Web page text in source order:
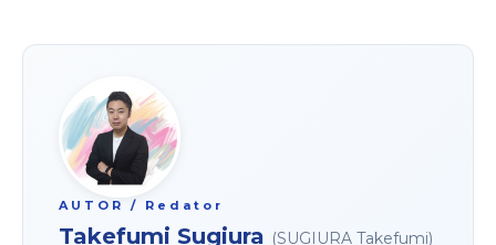
AUTOR / Redator
Takefumi Sugiura (SUGIURA Takefumi)